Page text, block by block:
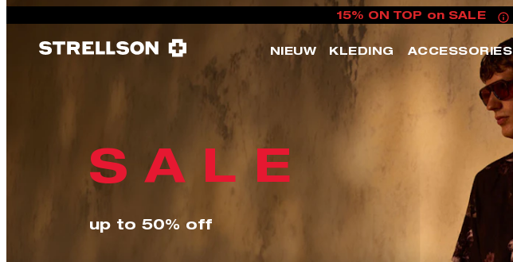
15% ON TOP on SALE
NIEUW KLEDING ACCESSORIES
S A L E
up to 50% off